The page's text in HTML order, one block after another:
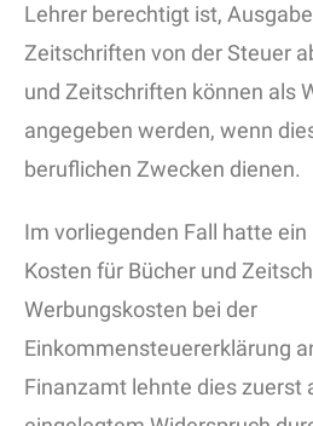
Lehrer berechtigt ist,
Zeitschriften von der Steuer
und Zeitschriften können als
angegeben werden, wenn
beruflichen Zwecken dienen.
Im vorliegenden Fall hatte
Kosten für Bücher und
Werbungskosten bei der
Einkommensteuererklärung
Finanzamt lehnte dies zuerst